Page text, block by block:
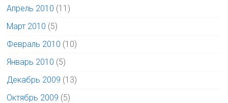
Апрель 2010 (11)
Март 2010 (5)
Февраль 2010 (10)
Январь 2010 (5)
Декабрь 2009 (13)
Октябрь 2009 (5)